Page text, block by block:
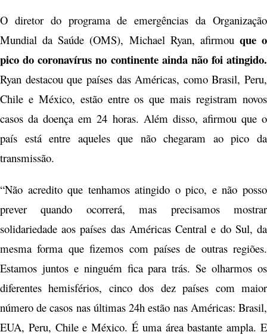
O diretor do programa de emergências da Organização
Mundial da Saúde (OMS), Michael Ryan, afirmou que o
pico do coronavírus no continente ainda não foi atingido.
Ryan destacou que países das Américas, como Brasil, Peru,
Chile e México, estão entre os que mais registram novos
casos da doença em 24 horas. Além disso, afirmou que o
país está entre aqueles que não chegaram ao pico da
transmissão.
“Não acredito que tenhamos atingido o pico, e não posso
prever quando ocorrerá, mas precisamos mostrar
solidariedade aos países das Américas Central e do Sul, da
mesma forma que fizemos com países de outras regiões.
Estamos juntos e ninguém fica para trás. Se olharmos os
diferentes hemisférios, cinco dos dez países com maior
número de casos nas últimas 24h estão nas Américas: Brasil,
EUA, Peru, Chile e México. É uma área bastante ampla. E